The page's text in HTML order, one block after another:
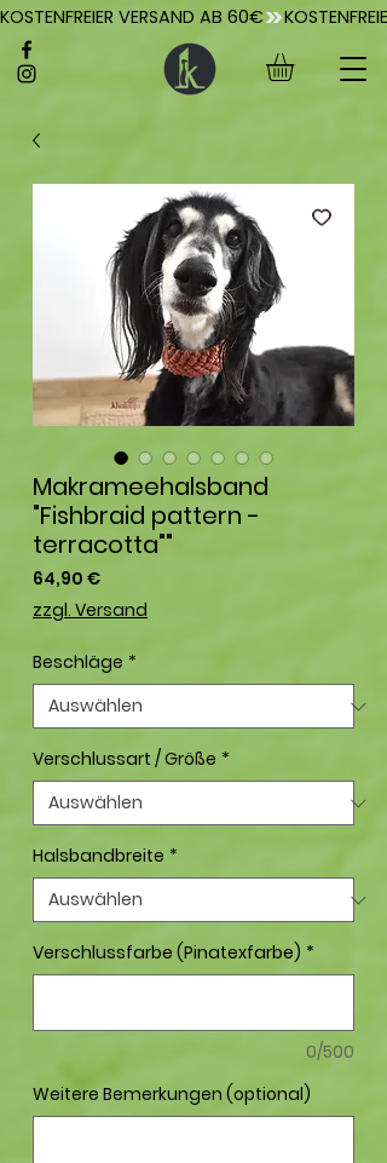
KOSTENFREIER VERSAND AB 60€
Makrameehalsband
"Fishbraid pattern -
terracotta""
64,90 €Preis
zzgl. Versand
Beschläge *
Verschlussart / Größe *
Halsbandbreite *
Verschlussfarbe (Pinatexfarbe) *
0/500
Weitere Bemerkungen (optional)